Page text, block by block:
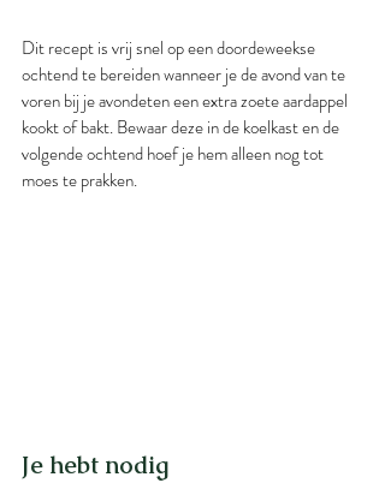
Dit recept is vrij snel op een doordeweekse
ochtend te bereiden wanneer je de avond van te
voren bij je avondeten een extra zoete aardappel
kookt of bakt. Bewaar deze in de koelkast en de
volgende ochtend hoef je hem alleen nog tot
moes te prakken.
Je hebt nodig